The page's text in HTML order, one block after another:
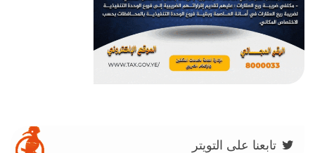
تابعنا على التويتر